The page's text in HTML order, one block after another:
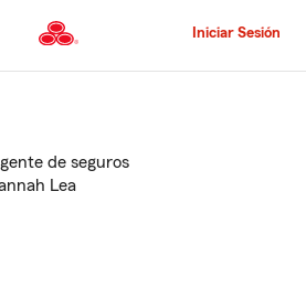
al
principal
Iniciar Sesión